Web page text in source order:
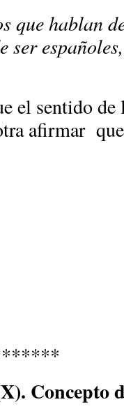
que hablan
ser
el sentido de
afirmar
Concepto